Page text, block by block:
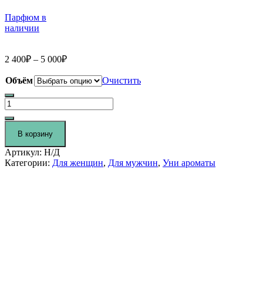
Парфюм в
наличии
2 400₽ – 5 000₽
Объём Очистить
Количество
товара
ORANGE
JASMINE,
VANILLA
FOR
UNI
В корзину
Артикул: Н/Д
Категории: Для женщин, Для мужчин, Уни ароматы